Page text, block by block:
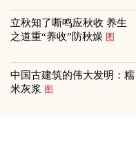
立秋知了嘶鸣应秋收 养生
之道重“养收”防秋燥 图
中国古建筑的伟大发明：糯
米灰浆 图